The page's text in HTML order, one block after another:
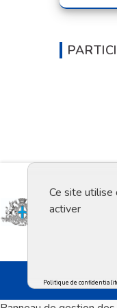
Ce site utilise
activer
Politique de